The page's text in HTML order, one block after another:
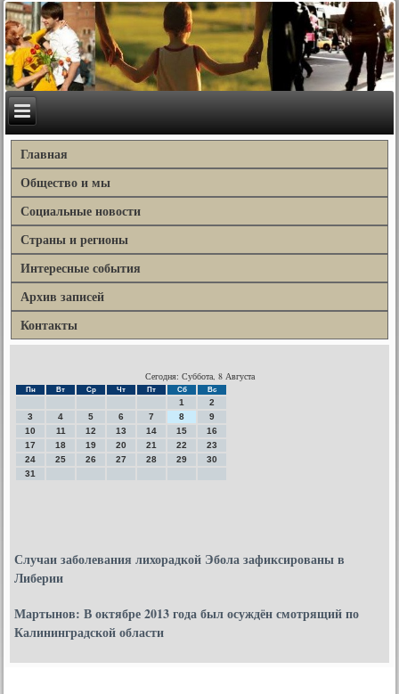
Главная
Общество и мы
Социальные новости
Страны и регионы
Интересные события
Архив записей
Контакты
Сегодня: Суббота, 8 Августа
Пн Вт Ср Чт Пт Сб Вс
1
2
3
4 5 6 7 8
9
10
11 12 13 14 15
16
17
18 19 20 21 22
23
24
25 26 27 28 29
30
31
Случаи заболевания лихорадкой Эбола зафиксированы в
Либерии
Мартынов: В октябре 2013 года был осуждён смотрящий по
Калининградской области